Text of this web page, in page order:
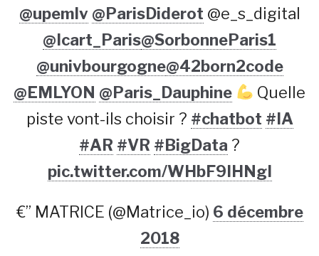
@upemlv @ParisDiderot @e_s_digital
@Icart_Paris@SorbonneParis1
@univbourgogne@42born2code
@EMLYON @Paris_Dauphine
Quelle
piste vont-ils choisir ? #chatbot #IA
#AR #VR #BigData ?
pic.twitter.com/WHbF9IHNgI
€” MATRICE (@Matrice_io) 6 décembre
2018